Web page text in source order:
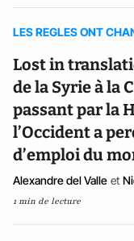
LES REGLES ONT
Lost in
de la Syrie à la
passant par la
l’Occident a
d’emploi du
Alexandre del Valle et
1 min de lecture